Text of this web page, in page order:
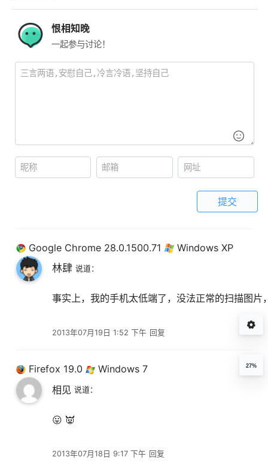
恨相知晚
一起参与讨论！
提交
林肆 说道：
2013年07月19日 1:52 下午
Google Chrome 28.0.1500.71 Windows XP
事实上，我的手机太低端了，没法正常的扫描图
回复
相见 说道：
2013年07月18日 9:17 下午
Firefox 19.0 Windows 7
😛 👿
回复
27%